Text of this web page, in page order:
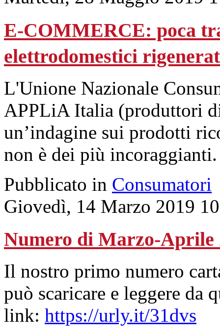
E-COMMERCE: poca
elettrodomestici
L'Unione Nazionale
APPLiA Italia (produttori
un’indagine sui prodotti
non è dei più incoraggianti.
Pubblicato in Consumatori
Giovedì, 14 Marzo 2019
Numero di Marzo-Aprile
Il nostro primo numero
può scaricare e leggere da
link: https://urly.it/31dvs